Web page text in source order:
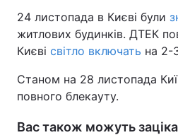
24 листопада в Києві були
житлових будинків. ДТЕК
Києві світло включать на 2-
Станом на 28 листопада
повного блекауту.
Вас також можуть